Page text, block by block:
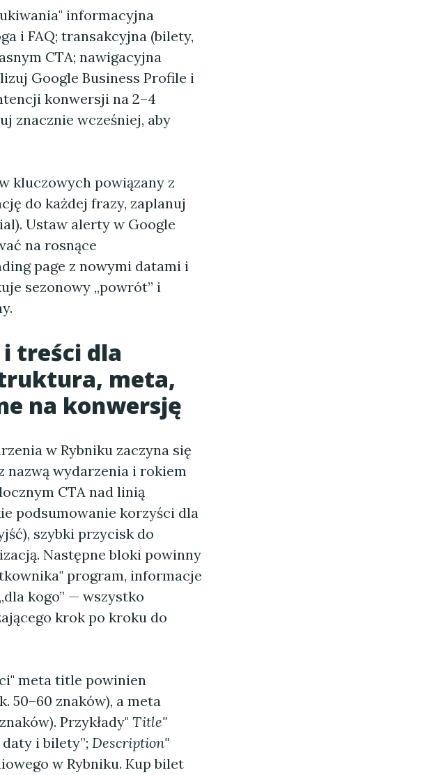
informacyjna
i FAQ; transakcyjna (bilety,
CTA; nawigacyjna
Google Business Profile i
konwersji na 2–4
znacznie wcześniej, aby
kluczowych powiązany z
do każdej frazy, zaplanuj
Ustaw alerty w Google
na rosnące
page z nowymi datami i
sezonowy „powrót” i
i treści dla
meta,
na konwersję
w Rybniku zaczyna się
wydarzenia i rokiem
CTA nad linią
podsumowanie korzyści dla
szybki przycisk do
Następne bloki powinny
program, informacje
kogo” — wszystko
krok po kroku do
meta title powinien
50–60 znaków), a meta
Przykłady" Title"
i bilety”; Description"
w Rybniku. Kup bilet